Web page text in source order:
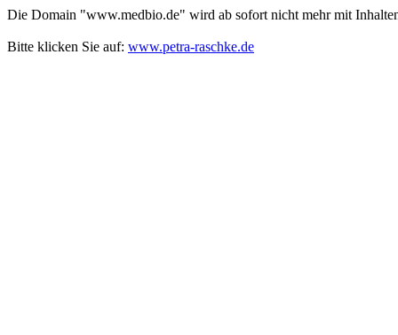
Die Domain "www.medbio.de" wird ab sofort nicht mehr mit
Bitte klicken Sie auf: www.petra-raschke.de